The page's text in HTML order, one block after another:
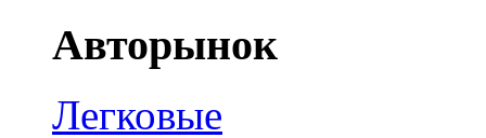
Авторынок
Легковые